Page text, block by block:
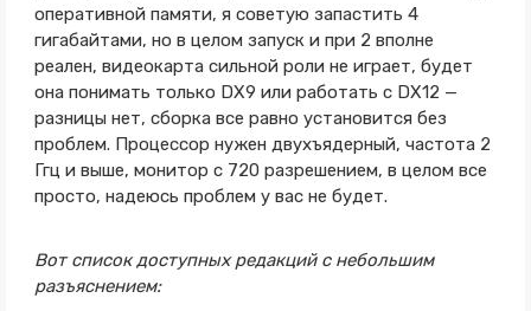
оперативной памяти, я советую запастить 4
гигабайтами, но в целом запуск и при 2 вполне
реален, видеокарта сильной роли не играет, будет
она понимать только DX9 или работать с DX12 —
разницы нет, сборка все равно установится без
проблем. Процессор нужен двухъядерный, частота 2
Ггц и выше, монитор с 720 разрешением, в целом все
просто, надеюсь проблем у вас не будет.
Вот список доступных редакций с небольшим
разъяснением: